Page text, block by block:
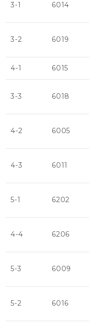
3-1 6014
3-2 6019
4-1 6015
3-3 6018
4-2 6005
4-3 6011
5-1 6202
4-4 6206
5-3 6009
5-2 6016